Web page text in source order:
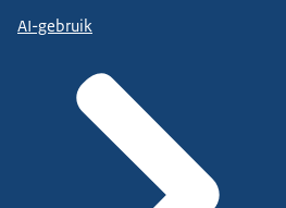
AI-gebruik